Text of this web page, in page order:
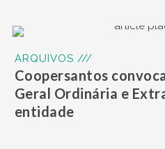
ARQUIVOS ///
Coopersantos
Geral Ordinária e
entidade